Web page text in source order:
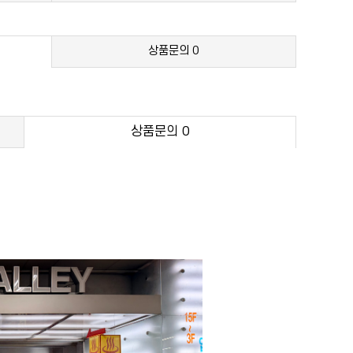
상품문의 0
상품문의 0